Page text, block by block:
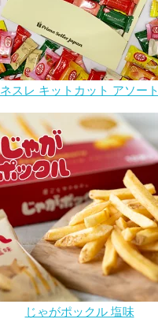
ネスレ キットカット アソート
じゃがポックル 塩味